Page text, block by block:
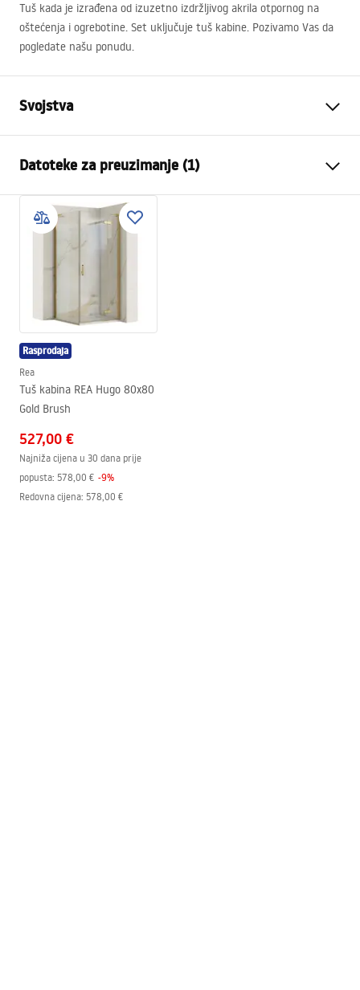
Tuš kada je izrađena od izuzetno izdržljivog akrila otpornog na
oštećenja i ogrebotine. Set uključuje tuš kabine. Pozivamo Vas da
pogledate našu ponudu.
Svojstva
Materijal
Akril
Duljina
800mm
Širina
Način montaže
Prečnik odvoda
Mogućnost rezanja
Sifon uključen
Jamstvo
Datoteke za preuzimanje (1)
Montažne upute
Shower tray.pdf
Rasprodaja
Rea
Tuš kabina REA Hugo 80x80
Gold Brush
527,00 €
Najniža cijena u 30 dana prije
popusta: 578,00 € -9%
Redovna cijena: 578,00 €